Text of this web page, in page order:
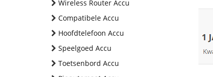
Wireless Router Accu
Compatibele Accu
Hoofdtelefoon Accu
Speelgoed Accu
Toetsenbord Accu